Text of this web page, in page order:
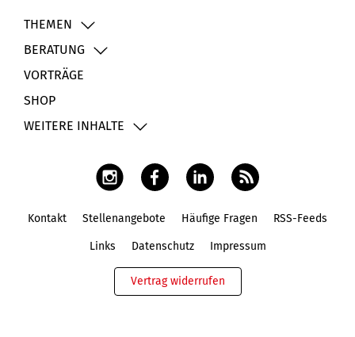
THEMEN
BERATUNG
VORTRÄGE
SHOP
WEITERE INHALTE
Kontakt Stellenangebote Häufige Fragen RSS-Feeds
Links Datenschutz Impressum
Vertrag widerrufen